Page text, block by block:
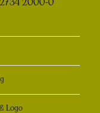
2000-0
Logo